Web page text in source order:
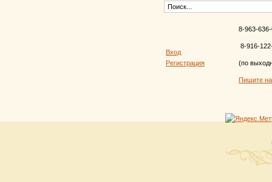
Вход
Регистрация
8-963-
8-916-
(по
Пишите